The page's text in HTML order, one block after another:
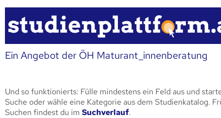
Ein Angebot der ÖH Maturant_innenberatung
Und so funktionierts: Fülle mindestens ein Feld aus und
Suche oder wähle eine Kategorie aus dem Studienkatalog.
Suchen findest du im Suchverlauf.